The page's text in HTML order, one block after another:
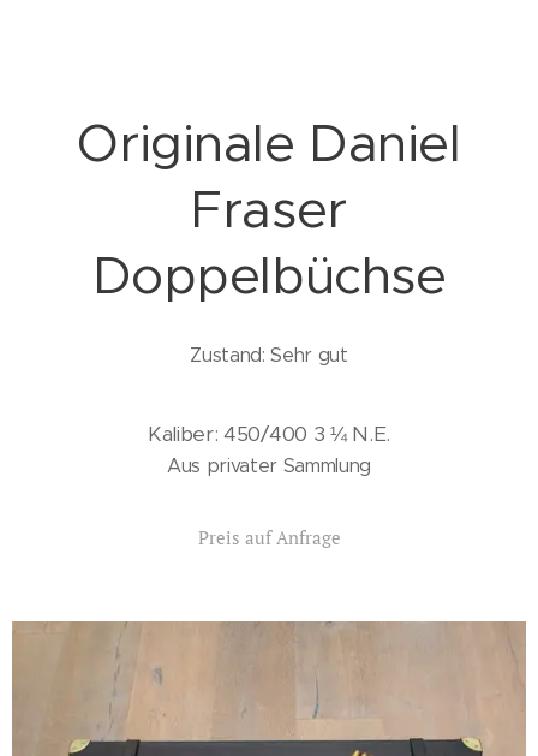
Originale Daniel
Fraser
Doppelbüchse
Zustand: Sehr gut
Kaliber:450/400 3 ¼ N.E.
Aus privater Sammlung
Preis auf Anfrage